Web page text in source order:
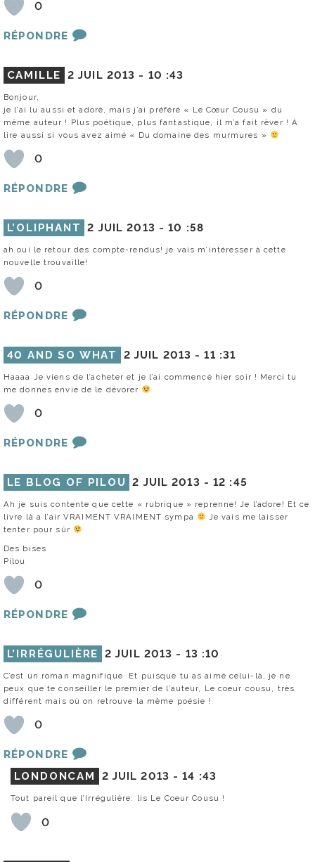
0
RÉPONDRE
CAMILLE 2 JUIL 2013 - 10 :43
Bonjour,
je l’ai lu aussi et adoré, mais j’ai préféré « Le Cœur Cousu » du
même auteur ! Plus poétique, plus fantastique, il m’a fait rêver ! A
lire aussi si vous avez aimé « Du domaine des murmures »
0
RÉPONDRE
L’OLIPHANT 2 JUIL 2013 -10 :58
ah oui le retour des compte-rendus! je vais m’intéresser à cette
nouvelle trouvaille!
0
RÉPONDRE
40 AND SO WHAT 2 JUIL 2013 -11 :31
Haaaa Je viens de l’acheter et je l’ai commencé hier soir ! Merci tu
me donnes envie de le dévorer
0
RÉPONDRE
LE BLOG OF PILOU 2 JUIL 2013 -12 :45
Ah je suis contente que cette « rubrique » reprenne! Je l’adore! Et ce
livre là a l’air VRAIMENT VRAIMENT sympa
Je vais me laisser
tenter pour sûr
Des bises
Pilou
0
RÉPONDRE
L’IRRÉGULIÈRE 2 JUIL 2013 - 13 :10
C’est un roman magnifique. Et puisque tu as aimé celui-là, je ne
peux que te conseiller le premier de l’auteur, Le coeur cousu, très
différent mais où on retrouve la même poésie !
0
RÉPONDRE
LONDONCAM
2 JUIL 2013 -14 :43
Tout pareil que l’Irrégulière: lis Le Coeur Cousu !
0